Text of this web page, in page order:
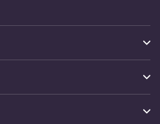
ja näytönsuojat
puhelimelle
kompaktiin iPhone 12
15W:n latauksen.
kuoren, kestävän